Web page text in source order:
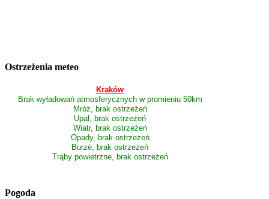
Ostrzeżenia meteo
Kraków
Brak wyładowań atmosferycznych w promieniu 50km
Mróz, brak ostrzeżeń
Upał, brak ostrzeżeń
Wiatr, brak ostrzeżeń
Opady, brak ostrzeżeń
Burze, brak ostrzeżeń
Trąby powietrzne, brak ostrzeżeń
Pogoda